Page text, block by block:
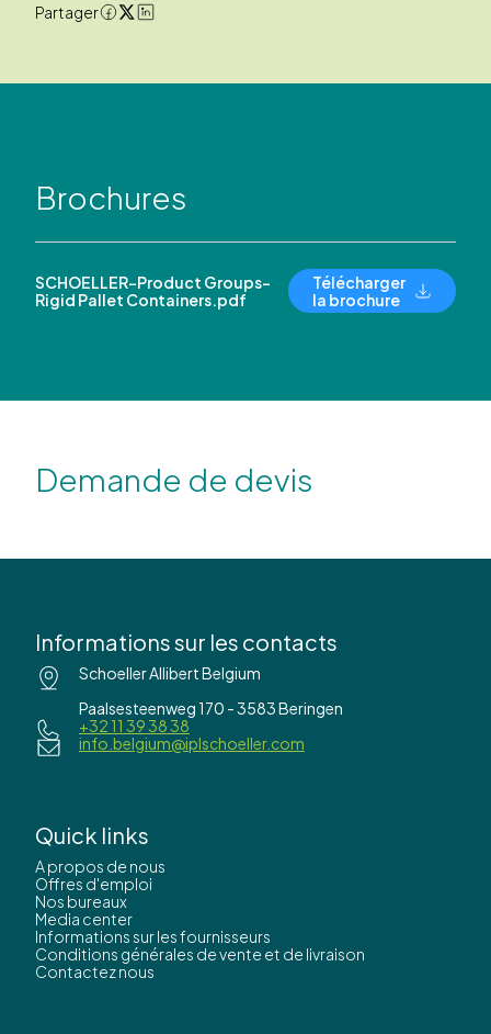
Partager
Brochures
SCHOELLER-Product Groups-
Rigid Pallet Containers.pdf
Télécharger
la brochure
Demande de devis
Informations sur les contacts
Schoeller Allibert Belgium
Paalsesteenweg 170 - 3583 Beringen
+32 11 39 38 38
info.belgium@iplschoeller.com
Quick links
A propos de nous
Offres d'emploi
Nos bureaux
Media center
Informations sur les fournisseurs
Conditions générales de vente et de livraison
Contactez nous